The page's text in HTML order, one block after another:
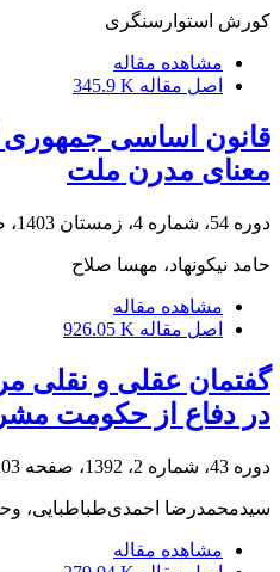
کورش استوارسنگری
مشاهده مقاله
اصل مقاله 345.9 K
قانون اساسی جمهوری
معنای مدرن ملت
دوره 54، شماره 4، زمستان 1403، صفحه
حامد نیکونهاد، مهسا صلاح
مشاهده مقاله
اصل مقاله 926.05 K
گفتمان عقلی و نقلی
در دفاع از حکومت
دوره 43، شماره 2، 1392، صفحه 221
سیدمحمدرضا احمدی‌طباطبایی،
مشاهده مقاله